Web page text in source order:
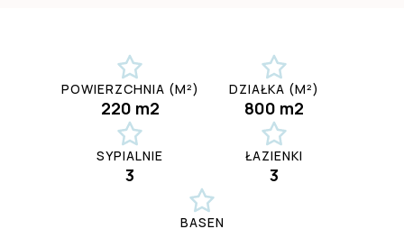
POWIERZCHNIA (M²)
220 m2
DZIAŁKA (M²)
800 m2
SYPIALNIE
3
ŁAZIENKI
3
BASEN